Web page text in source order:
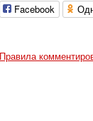
Facebook
Правила